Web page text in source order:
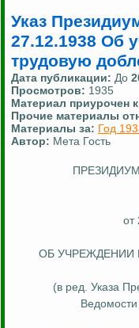
Указ
27.12.1938 Об
трудовую
Дата публикации: До
Просмотров: 1935
Материал приурочен
Прочие материалы
Материалы за: Год
Автор: Мета Гость
от
ОБ УЧРЕЖДЕНИИ
(в ред. Указа